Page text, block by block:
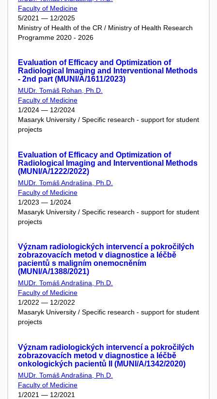
Faculty of Medicine
5/2021 — 12/2025
Ministry of Health of the CR / Ministry of Health Research
Programme 2020 - 2026
Evaluation of Efficacy and Optimization of
Radiological Imaging and Interventional Methods
- 2nd part (MUNI/A/1611/2023)
MUDr. Tomáš Rohan, Ph.D.
Faculty of Medicine
1/2024 — 12/2024
Masaryk University / Specific research - support for student
projects
Evaluation of Efficacy and Optimization of
Radiological Imaging and Interventional Methods
(MUNI/A/1222/2022)
MUDr. Tomáš Andrašina, Ph.D.
Faculty of Medicine
1/2023 — 1/2024
Masaryk University / Specific research - support for student
projects
Význam radiologických intervencí a pokročilých
zobrazovacích metod v diagnostice a léčbě
pacientů s maligním onemocněním
(MUNI/A/1388/2021)
MUDr. Tomáš Andrašina, Ph.D.
Faculty of Medicine
1/2022 — 12/2022
Masaryk University / Specific research - support for student
projects
Význam radiologických intervencí a pokročilých
zobrazovacích metod v diagnostice a léčbě
onkologických pacientů II (MUNI/A/1342/2020)
MUDr. Tomáš Andrašina, Ph.D.
Faculty of Medicine
1/2021 — 12/2021